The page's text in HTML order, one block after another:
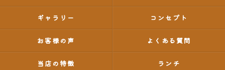
ギャラリー コンセプト
お客様の声 よくある質問
当店の特徴 ランチ